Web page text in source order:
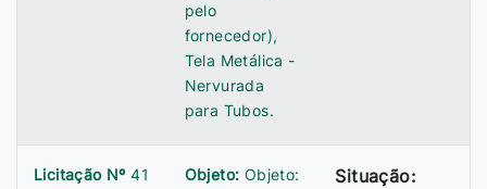
pelo
fornecedor),
Tela Metálica -
Nervurada
para Tubos.
Licitação Nº41
Objeto: Objeto:
Situação: